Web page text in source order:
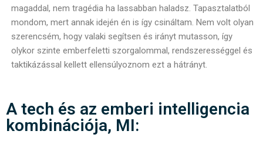
magaddal, nem tragédia ha lassabban haladsz. Tapasztalatból
mondom, mert annak idején én is így csináltam. Nem volt olyan
szerencsém, hogy valaki segítsen és irányt mutasson, így
olykor szinte emberfeletti szorgalommal, rendszerességgel és
taktikázással kellett ellensúlyoznom ezt a hátrányt.
A tech és az emberi intelligencia
kombinációja, MI: